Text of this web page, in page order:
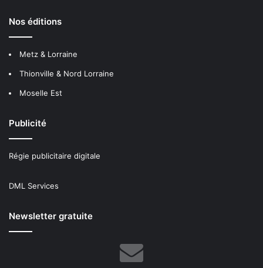
Nos éditions
Metz & Lorraine
Thionville & Nord Lorraine
Moselle Est
Publicité
Régie publicitaire digitale
DML Services
Newsletter gratuite